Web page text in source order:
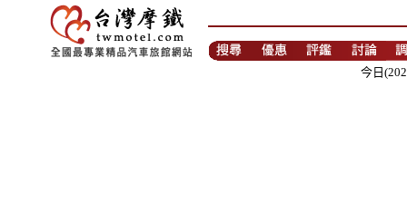
今日